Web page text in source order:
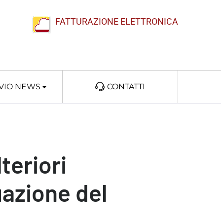
FATTURAZIONE ELETTRONICA
NEWS CONTATTI
del